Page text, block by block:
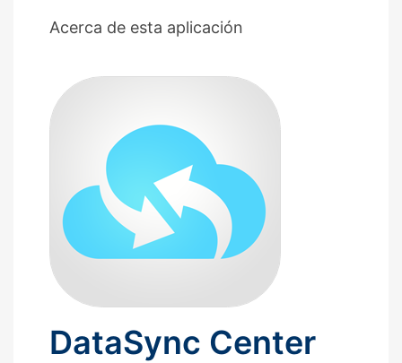
Acerca de esta aplicación
DataSync Center